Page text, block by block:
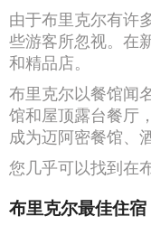
由于布里克尔有许
些游客所忽视。在
和精品店。
布里克尔以餐馆闻
馆和屋顶露台餐厅
成为迈阿密餐馆、
您几乎可以找到在
布里克尔最佳住宿